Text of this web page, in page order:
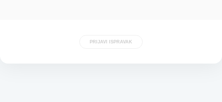
PRIJAVI ISPRAVAK